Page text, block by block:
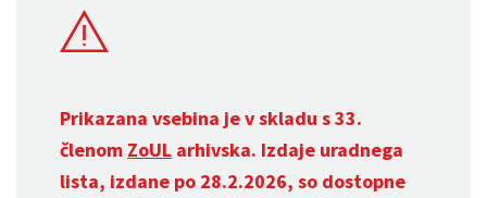
Prikazana vsebina je v skladu s 33.
členom ZoUL arhivska. Izdaje uradnega
lista, izdane po 28.2.2026, so dostopne